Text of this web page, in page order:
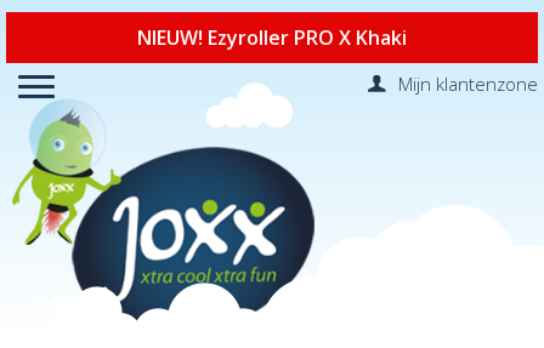
NIEUW! Ezyroller PRO X Khaki
Mijn klantenzone